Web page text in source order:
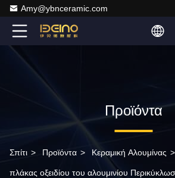
Amy@ybnceramic.com
Προϊόντα
Σπίτι > Προϊόντα > Κεραμική Αλουμίνας >
πλάκας οξειδίου του αλουμινίου